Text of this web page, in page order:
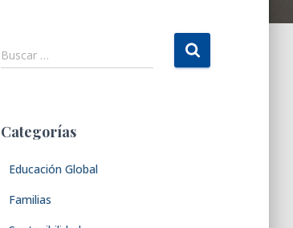
B
u
r
Buscar …
Categorías
Educación Global
Familias